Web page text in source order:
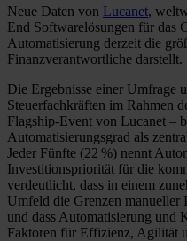
Neue Daten von Lucanet,
End Softwarelösungen für das
Automatisierung derzeit die
Finanzverantwortliche darstellt.
Die Ergebnisse einer Umfrage
Steuerfachkräften im Rahmen
Flagship-Event von Lucanet –
Automatisierungsgrad als
Jeder Fünfte (22 %) nennt
Investitionspriorität für die
verdeutlicht, dass in einem
Umfeld die Grenzen manueller
und dass Automatisierung und
Faktoren für Effizienz, Agilität